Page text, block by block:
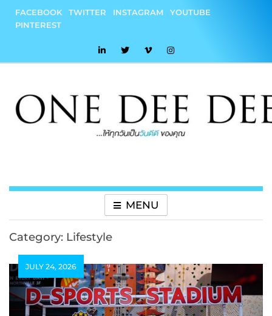
content
FACEBOOK TWITTER INSTAGRAM
YOUTUBE
PINTEREST
MENU
Category: Lifestyle
JULY 24, 2026